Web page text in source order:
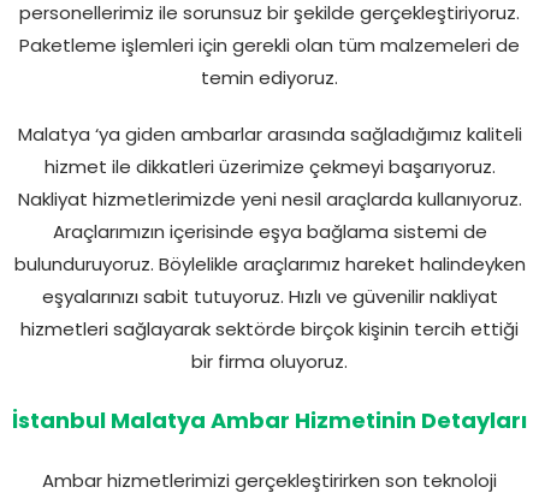
personellerimiz ile sorunsuz bir şekilde gerçekleştiriyoruz.
Paketleme işlemleri için gerekli olan tüm malzemeleri de
temin ediyoruz.
Malatya ‘ya giden ambarlar arasında sağladığımız kaliteli
hizmet ile dikkatleri üzerimize çekmeyi başarıyoruz.
Nakliyat hizmetlerimizde yeni nesil araçlarda kullanıyoruz.
Araçlarımızın içerisinde eşya bağlama sistemi de
bulunduruyoruz. Böylelikle araçlarımız hareket halindeyken
eşyalarınızı sabit tutuyoruz. Hızlı ve güvenilir nakliyat
hizmetleri sağlayarak sektörde birçok kişinin tercih ettiği
bir firma oluyoruz.
İstanbul Malatya Ambar Hizmetinin Detayları
Ambar hizmetlerimizi gerçekleştirirken son teknoloji